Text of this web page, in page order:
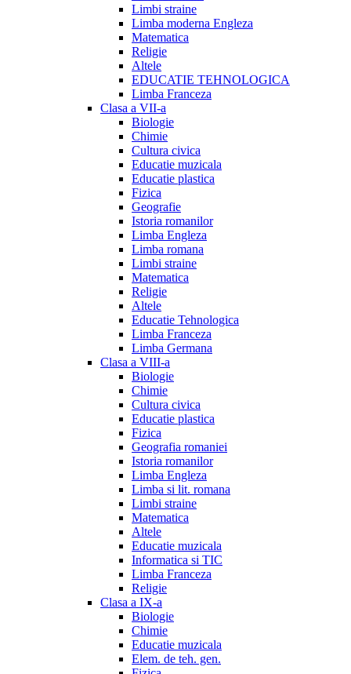
Limbi straine
Limba moderna Engleza
Matematica
Religie
Altele
EDUCATIE TEHNOLOGICA
Limba Franceza
Clasa a VII-a
Biologie
Chimie
Cultura civica
Educatie muzicala
Educatie plastica
Fizica
Geografie
Istoria romanilor
Limba Engleza
Limba romana
Limbi straine
Matematica
Religie
Altele
Educatie Tehnologica
Limba Franceza
Limba Germana
Clasa a VIII-a
Biologie
Chimie
Cultura civica
Educatie plastica
Fizica
Geografia romaniei
Istoria romanilor
Limba Engleza
Limba si lit. romana
Limbi straine
Matematica
Altele
Educatie muzicala
Informatica si TIC
Limba Franceza
Religie
Clasa a IX-a
Biologie
Chimie
Educatie muzicala
Elem. de teh. gen.